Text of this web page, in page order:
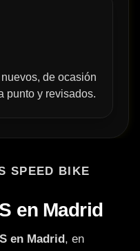
de ocasión
punto y revisados.
SPEED BIKE
en Madrid
en Madrid, en